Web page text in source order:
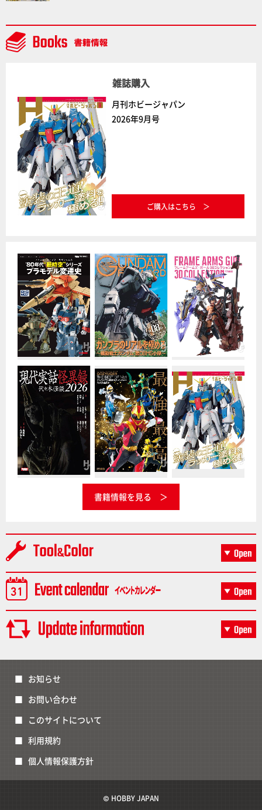
ファイン「TANK KONG2」など最新メカアイテム展示
レポート【Side B】
雑誌購入
月刊ホビージャパン
2026年9月号
ご購入はこちら
書籍情報を見る
お知らせ
お問い合わせ
このサイトについて
利用規約
個人情報保護方針
© HOBBY JAPAN